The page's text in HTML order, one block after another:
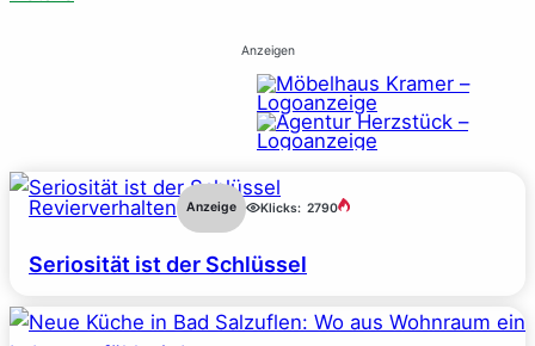
Anzeigen
Revierverhalten Anzeige Klicks: 2790
Seriosität ist der Schlüssel